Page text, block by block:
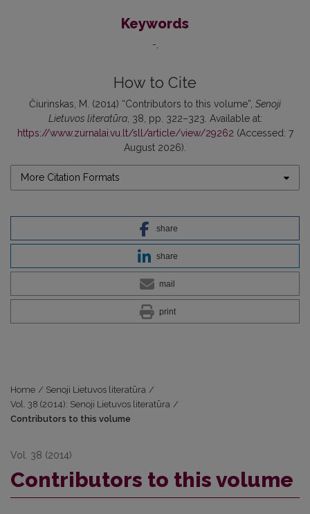
Keywords
-
How to Cite
Čiurinskas, M. (2014) “Contributors to this volume”, Senoji
Lietuvos literatūra, 38, pp. 322–323. Available at:
https://www.zurnalai.vu.lt/sll/article/view/29262 (Accessed: 7
August 2026).
More Citation Formats
share
share
mail
print
Home / Senoji Lietuvos literatūra /
Vol. 38 (2014): Senoji Lietuvos literatūra /
Contributors to this volume
Vol. 38 (2014)
Contributors to this volume